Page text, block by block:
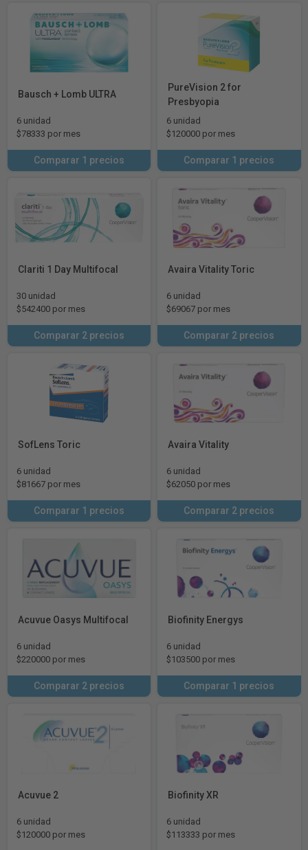
Bausch + Lomb ULTRA
6 unidad
$78333 por mes
Comparar 1 precios
PureVision 2 for
Presbyopia
6 unidad
$120000 por mes
Comparar 1 precios
Clariti 1 Day Multifocal
30 unidad
$542400 por mes
Comparar 2 precios
Avaira Vitality Toric
6 unidad
$69067 por mes
Comparar 2 precios
SofLens Toric
6 unidad
$81667 por mes
Comparar 1 precios
Avaira Vitality
6 unidad
$62050 por mes
Comparar 2 precios
Acuvue Oasys Multifocal
6 unidad
$220000 por mes
Comparar 2 precios
Biofinity Energys
6 unidad
$103500 por mes
Comparar 1 precios
Acuvue 2
6 unidad
$120000 por mes
Biofinity XR
6 unidad
$113333 por mes